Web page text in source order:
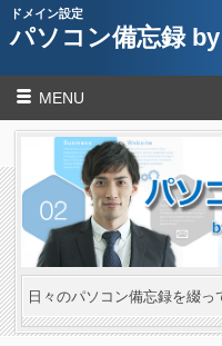
ドメイン設定
パソコン備忘録
MENU
日々のパソコン備忘録を綴っ